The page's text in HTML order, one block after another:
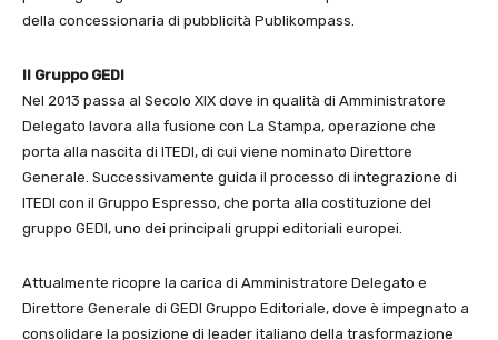
della concessionaria di pubblicità Publikompass.
Il Gruppo GEDI
Nel 2013 passa al Secolo XIX dove in qualità di Amministratore
Delegato lavora alla fusione con La Stampa, operazione che
porta alla nascita di ITEDI, di cui viene nominato Direttore
Generale. Successivamente guida il processo di integrazione di
ITEDI con il Gruppo Espresso, che porta alla costituzione del
gruppo GEDI, uno dei principali gruppi editoriali europei.
Attualmente ricopre la carica di Amministratore Delegato e
Direttore Generale di GEDI Gruppo Editoriale, dove è impegnato a
consolidare la posizione di leader italiano della trasformazione